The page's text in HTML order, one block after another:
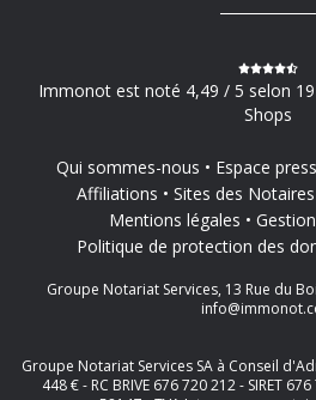
Immonot est noté 4,49 / 5 selon
Shops
Qui sommes-nous Espace
Affiliations
Sites des Notaires
Mentions légales
Politique de protection des
Groupe Notariat Services, 13 Rue du
Groupe Notariat Services SA à Conseil
448 € - RC BRIVE 676 720 212 - SIRET